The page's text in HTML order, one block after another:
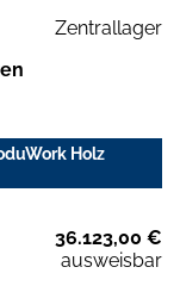
Zentrallager
Holz
36.123,00 €
ausweisbar